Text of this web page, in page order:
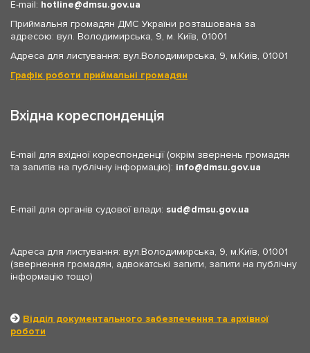
E-mail: hotline
dmsu.gov.ua
Приймальня громадян ДМС України розташована за
адресою: вул. Володимирська, 9, м. Київ, 01001
Адреса для листування: вул.Володимирська, 9, м.Київ, 01001
Графік роботи приймальні громадян
Вхідна кореспонденція
E-mail для вхідної кореспонденції (окрім звернень громадян
та запитів на публічну інформацію): info dmsu.gov.ua
E-mail для органів судової влади: sud dmsu.gov.ua
Адреса для листування: вул.Володимирська, 9, м.Київ, 01001
(звернення громадян, адвокатські запити, запити на публічну
інформацію тощо)
Відділ документального забезпечення та архівної
роботи